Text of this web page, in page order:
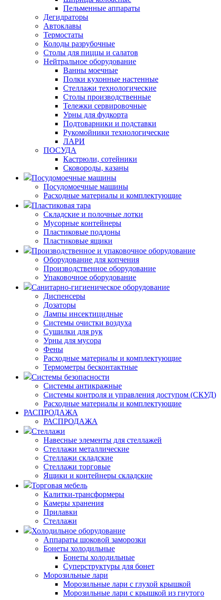
Пельменные аппараты
Дегидраторы
Автоклавы
Термостаты
Колоды разрубочные
Столы для пиццы и салатов
Нейтральное оборудование
Ванны моечные
Полки кухонные настенные
Стеллажи технологические
Столы производственные
Тележки сервировочные
Урны для фудкорта
Подтоварники и подставки
Рукомойники технологические
ЛАРИ
ПОСУДА
Кастрюли, сотейники
Сковороды, казаны
Посудомоечные машины
Посудомоечные машины
Расходные материалы и комплектующие
Пластиковая тара
Складские и полочные лотки
Мусорные контейнеры
Пластиковые поддоны
Пластиковые ящики
Производственное и упаковочное оборудование
Оборудование для копчения
Производственное оборудование
Упаковочное оборудование
Санитарно-гигиеническое оборудование
Диспенсеры
Дозаторы
Лампы инсектицидные
Системы очистки воздуха
Сушилки для рук
Урны для мусора
Фены
Расходные материалы и комплектующие
Термометры бесконтактные
Системы безопасности
Системы антикражные
Системы контроля и управления доступом (СКУД)
Расходные материалы и комплектующие
РАСПРОДАЖА
РАСПРОДАЖА
Стеллажи
Навесные элементы для стеллажей
Стеллажи металлические
Стеллажи складские
Стеллажи торговые
Ящики и контейнеры складские
Торговая мебель
Калитки-трансформеры
Камеры хранения
Прилавки
Стеллажи
Холодильное оборудование
Аппараты шоковой заморозки
Бонеты холодильные
Бонеты холодильные
Суперструктуры для бонет
Морозильные лари
Морозильные лари с глухой крышкой
Морозильные лари с крышкой из гнутого